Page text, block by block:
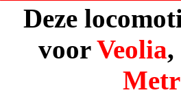
Deze
voorVeolia,